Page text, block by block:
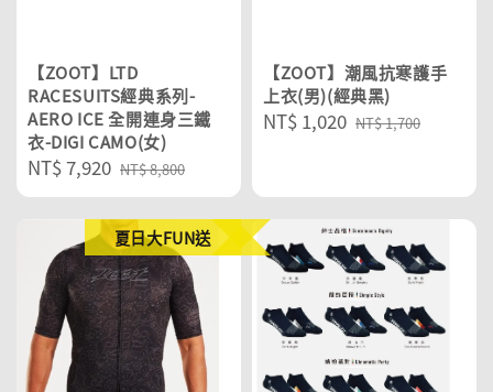
【ZOOT】LTD
RACESUITS經典系列-
AERO ICE 全開連身三鐵
衣-DIGI CAMO(女)
Sale
price
NT$ 7,920 Regular
price
NT$ 8,800
【ZOOT】潮風抗寒護手
上衣(男)(經典黑)
Sale
NT$ 1,020 Regular
NT$ 1,700
夏日大FUN送